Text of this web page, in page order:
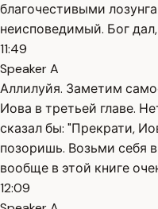
благочестивыми
неисповедимый. Бог дал,
11:49
Speaker A
Аллилуйя. Заметим
Иова в третьей главе.
сказал бы: "Прекрати,
позоришь. Возьми себя
вообще в этой книге
12:09